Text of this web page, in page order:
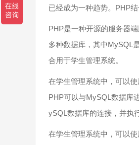
已经成为一种趋势。PHP
PHP是一种开源的服务器
多种数据库，其中MySQL
合用于学生管理系统。
在学生管理系统中，可以
PHP可以与MySQL数据库
ySQL数据库的连接，并执
在学生管理系统中，可以